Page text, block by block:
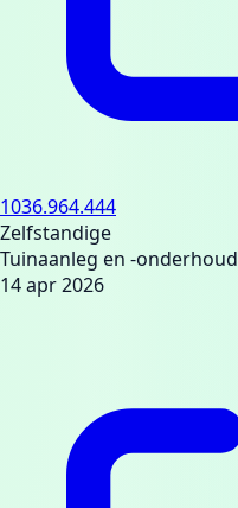
1036.964.444
Zelfstandige
Tuinaanleg en -onderhoud
14 apr 2026